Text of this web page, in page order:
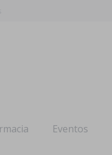
Eventos